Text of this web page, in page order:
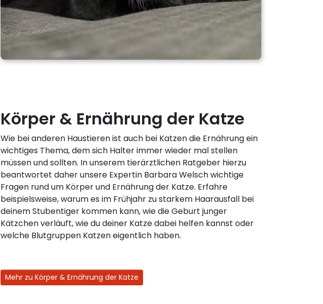
Körper & Ernährung der Katze
Wie bei anderen Haustieren ist auch bei Katzen die Ernährung ein
wichtiges Thema, dem sich Halter immer wieder mal stellen
müssen und sollten. In unserem tierärztlichen Ratgeber hierzu
beantwortet daher unsere Expertin Barbara Welsch wichtige
Fragen rund um Körper und Ernährung der Katze. Erfahre
beispielsweise, warum es im Frühjahr zu starkem Haarausfall bei
deinem Stubentiger kommen kann, wie die Geburt junger
Kätzchen verläuft, wie du deiner Katze dabei helfen kannst oder
welche Blutgruppen Katzen eigentlich haben.
Mehr zu Körper & Ernährung der Katze